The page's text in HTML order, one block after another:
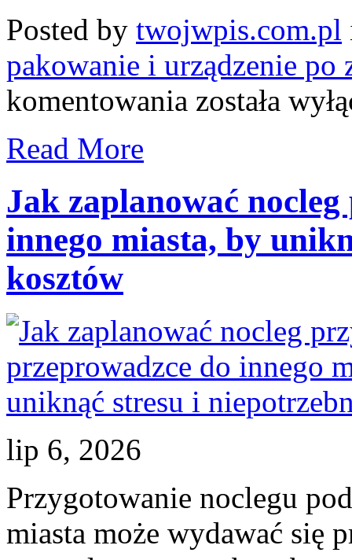
Posted by twojwpis.com.pl
pakowanie i urządzenie po
komentowania
spakować
uniknąć
chaosu
i
ułatwić
rozpakowywanie
została
Read More
Jak zaplanować
innego miasta, by
kosztów
lip 6, 2026
Przygotowanie noclegu
miasta może wydawać się